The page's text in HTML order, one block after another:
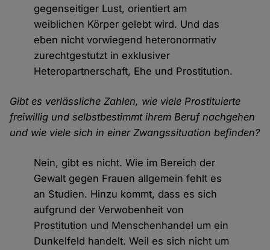
gegenseitiger Lust, orientiert am
weiblichen Körper gelebt wird. Und das
eben nicht vorwiegend heteronormativ
zurechtgestutzt in exklusiver
Heteropartnerschaft, Ehe und Prostitution.
Gibt es verlässliche Zahlen, wie viele Prostituierte
freiwillig und selbstbestimmt ihrem Beruf nachgehen
und wie viele sich in einer Zwangssituation befinden?
Nein, gibt es nicht. Wie im Bereich der
Gewalt gegen Frauen allgemein fehlt es
an Studien. Hinzu kommt, dass es sich
aufgrund der Verwobenheit von
Prostitution und Menschenhandel um ein
Dunkelfeld handelt. Weil es sich nicht um